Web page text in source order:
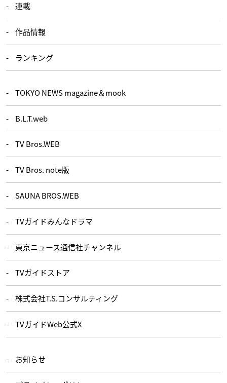
連載
作品情報
ランキング
TOKYO NEWS magazine＆mook
B.L.T.web
TV Bros.WEB
TV Bros. note版
SAUNA BROS.WEB
TVガイドみんなドラマ
東京ニュース通信社チャンネル
TVガイドストア
株式会社T.S.コンサルティング
TVガイドWeb公式X
お知らせ